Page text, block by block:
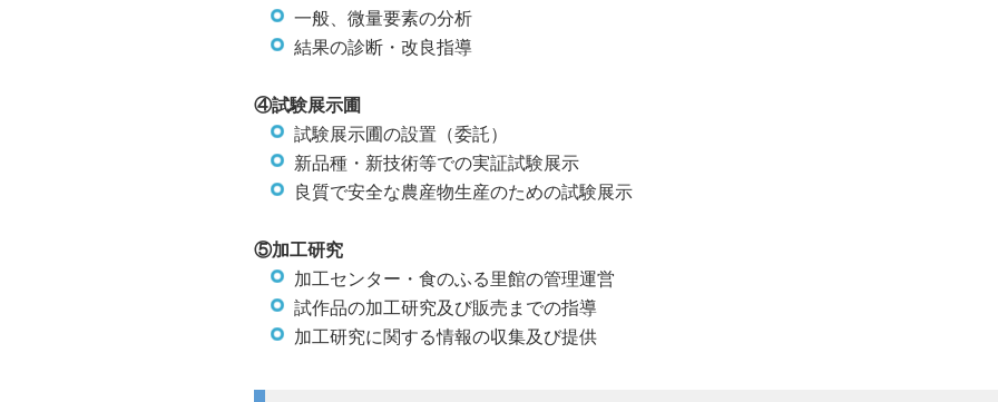
一般、微量要素の分析
結果の診断・改良指導
④試験展示圃
試験展示圃の設置（委託）
新品種・新技術等での実証試験展示
良質で安全な農産物生産のための試験展示
⑤加工研究
加工センター・食のふる里館の管理運営
試作品の加工研究及び販売までの指導
加工研究に関する情報の収集及び提供